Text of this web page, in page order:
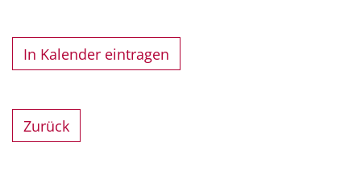
In Kalender eintragen
Zurück